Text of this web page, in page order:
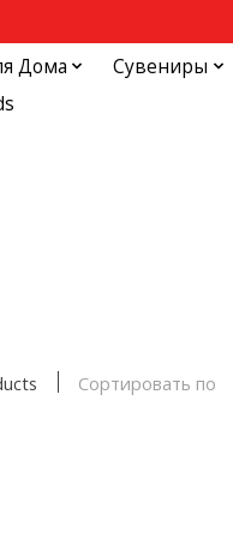
Дома Сувениры
Сортировать по